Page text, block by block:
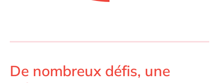
De nombreux défis, une